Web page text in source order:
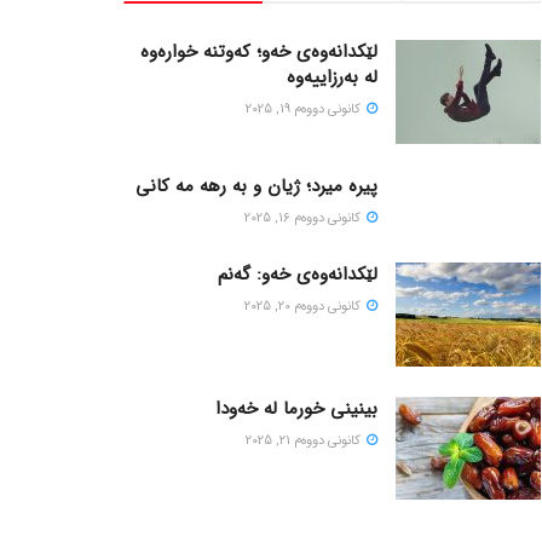
لێکدانەوەی خەو؛ کەوتنە خوارەوە
لە بەرزاییەوە
كانونی دووه‌م 19, 2025
پیره میرد؛ ژیان و به رهه مه کانی
كانونی دووه‌م 16, 2025
لێکدانەوەی خەو: گەنم
كانونی دووه‌م 20, 2025
بینینی خورما لە خەودا
كانونی دووه‌م 21, 2025